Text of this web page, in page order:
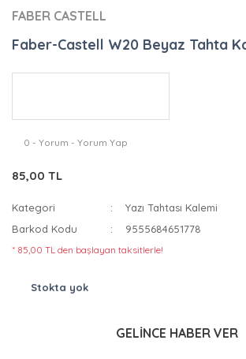
FABER CASTELL
Faber-Castell W20 Beyaz Tahta
0 - Yorum - Yorum Yap
85,00 TL
Kategori
Yazı Tahtası Kalemi
Barkod Kodu
9555684651778
* 85,00 TL den başlayan taksitlerle!
Stokta yok
GELİNCE HABER VER